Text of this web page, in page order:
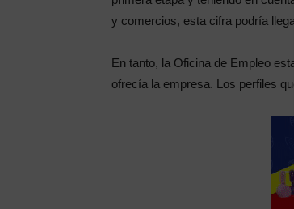
y comercios, esta cifra podría
En tanto, la Oficina de Empleo
ofrecía la empresa. Los perfiles